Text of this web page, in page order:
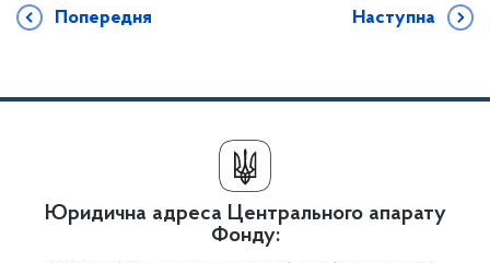
Попередня Наступна
Юридична адреса Центрального апарату
Фонду: